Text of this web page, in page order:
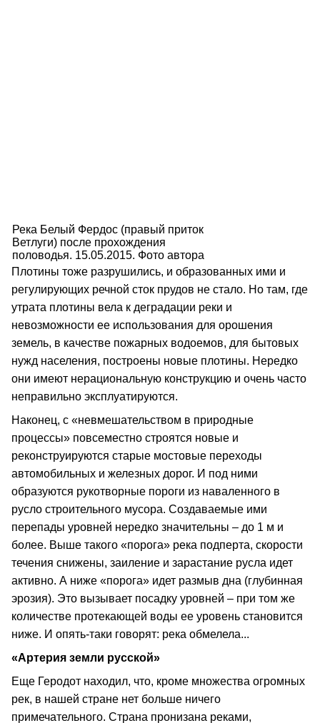
Река Белый Фердос (правый приток
Ветлуги) после прохождения
половодья. 15.05.2015. Фото автора
Плотины тоже разрушились, и образованных ими и
регулирующих речной сток прудов не стало. Но там, где
утрата плотины вела к деградации реки и
невозможности ее использования для орошения
земель, в качестве пожарных водоемов, для бытовых
нужд населения, построены новые плотины. Нередко
они имеют нерациональную конструкцию и очень часто
неправильно эксплуатируются.
Наконец, с «невмешательством в природные
процессы» повсеместно строятся новые и
реконструируются старые мостовые переходы
автомобильных и железных дорог. И под ними
образуются рукотворные пороги из наваленного в
русло строительного мусора. Создаваемые ими
перепады уровней нередко значительны – до 1 м и
более. Выше такого «порога» река подперта, скорости
течения снижены, заиление и зарастание русла идет
активно. А ниже «порога» идет размыв дна (глубинная
эрозия). Это вызывает посадку уровней – при том же
количестве протекающей воды ее уровень становится
ниже. И опять-таки говорят: река обмелела...
«Артерия земли русской»
Еще Геродот находил, что, кроме множества огромных
рек, в нашей стране нет больше ничего
примечательного. Страна пронизана реками,